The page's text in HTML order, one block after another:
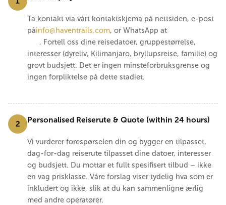
Ta kontakt via vårt kontaktskjema på nettsiden, e-post
påinfo@haventrails.com, or WhatsApp at
. Fortell oss dine reisedatoer, gruppestørrelse,
interesser (dyreliv, Kilimanjaro, bryllupsreise, familie) og
grovt budsjett. Det er ingen minsteforbruksgrense og
ingen forpliktelse på dette stadiet.
2 Personalised Reiserute & Quote (within 24 hours)
Vi vurderer forespørselen din og bygger en tilpasset,
dag-for-dag reiserute tilpasset dine datoer, interesser
og budsjett. Du mottar et fullt spesifisert tilbud – ikke
en vag prisklasse. Våre forslag viser tydelig hva som er
inkludert og ikke, slik at du kan sammenligne ærlig
med andre operatører.